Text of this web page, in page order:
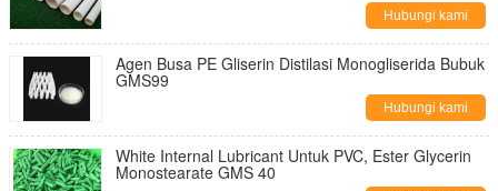
Hubungi kami
Agen Busa PE Gliserin Distilasi Monogliserida Bubuk
GMS99
Hubungi kami
White Internal Lubricant Untuk PVC, Ester Glycerin
Monostearate GMS 40